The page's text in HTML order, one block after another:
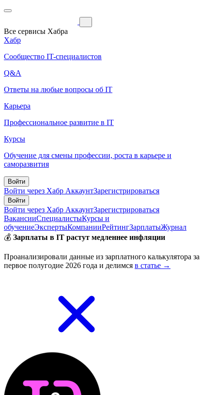
Все сервисы Хабра
Хабр
Сообщество IT-специалистов
Q&A
Ответы на любые вопросы об IT
Карьера
Профессиональное развитие в IT
Курсы
Обучение для смены профессии, роста в карьере и
саморазвития
Войти
Войти через Хабр АккаунтЗарегистрироваться
Войти
Войти через Хабр АккаунтЗарегистрироваться
ВакансииСпециалистыКурсы и
обучениеЭкспертыКомпанииРейтингЗарплатыЖурнал
💰 Зарплаты в IT растут медленнее инфляции
Проанализировали данные из зарплатного калькулятора за
первое полугодие 2026 года и делимся в статье →